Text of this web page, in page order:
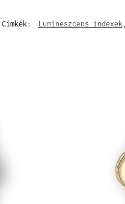
Címkék: Lumineszcens indexek